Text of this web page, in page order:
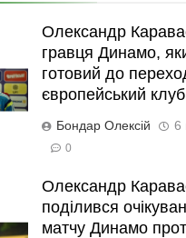
Олександр
гравця Динамо,
готовий до
європейський клуб
Бондар Олексій 6
0
Олександр
поділився
матчу Динамо